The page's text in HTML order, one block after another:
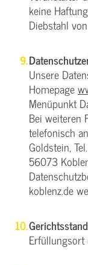
keine
Diebstahl
Unsere
Homepage
Menüpunkt
Bei weiteren
telefonisch
Goldstein,
56073
koblenz.de
Gerichtsstand
Erfüllungsort